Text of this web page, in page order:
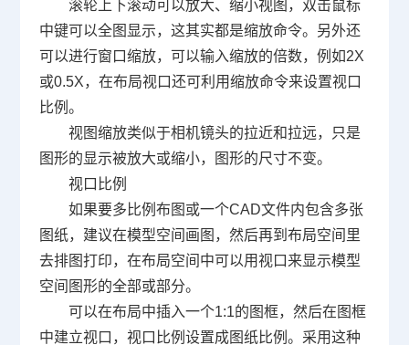
滚轮上下滚动可以放大、缩小视图，双击鼠标
中键可以全图显示，这其实都是缩放命令。另外还
可以进行窗口缩放，可以输入缩放的倍数，例如2X
或0.5X，在布局视口还可利用缩放命令来设置视口
比例。
视图缩放类似于相机镜头的拉近和拉远，只是
图形的显示被放大或缩小，图形的尺寸不变。
视口比例
如果要多比例布图或一个CAD文件内包含多张
图纸，建议在模型空间画图，然后再到布局空间里
去排图打印，在布局空间中可以用视口来显示模型
空间图形的全部或部分。
可以在布局中插入一个1:1的图框，然后在图框
中建立视口，视口比例设置成图纸比例。采用这种